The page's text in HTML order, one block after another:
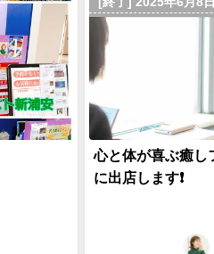
心と体が喜ぶ癒し
に出店します❗️